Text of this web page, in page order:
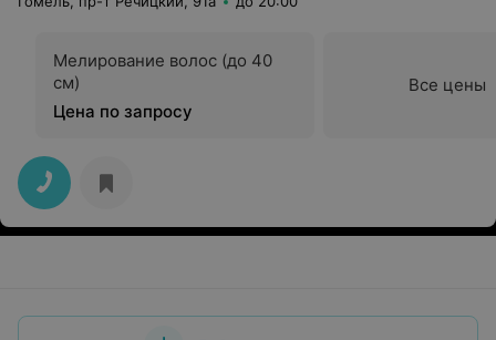
Мелирование волос (до 40
см)
Цена по запросу
Все цены